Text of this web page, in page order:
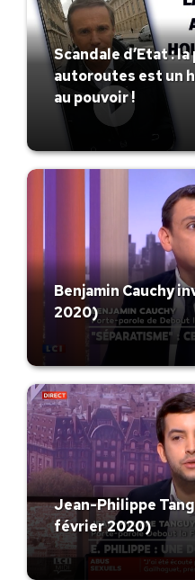
Scandale d’Etat :
autoroutes est un
au pouvoir !
Benjamin Cauchy
2020)
Jean-Philippe
février 2020)